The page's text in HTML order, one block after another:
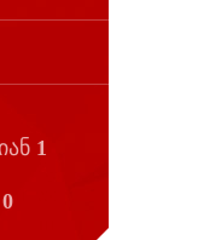
1
0